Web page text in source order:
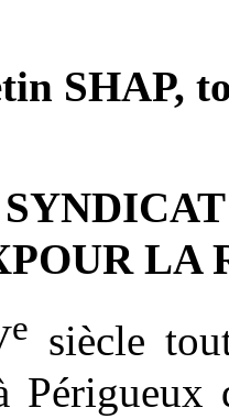
SHAP,
POUR LA
e siècle